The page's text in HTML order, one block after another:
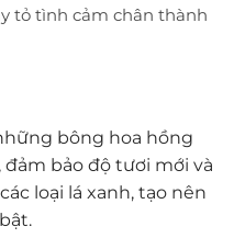
tỏ tình cảm chân thành
bông hoa hồng
bảo độ tươi mới và
loại lá xanh, tạo nên